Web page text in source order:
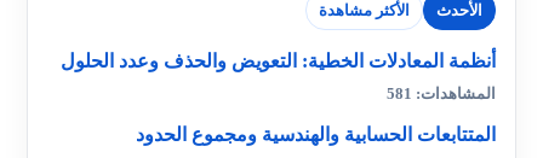
الأحدث الأكثر مشاهدة
أنظمة المعادلات الخطية: التعويض والحذف وعدد الحلول
المشاهدات: 581
المتتابعات الحسابية والهندسية ومجموع الحدود